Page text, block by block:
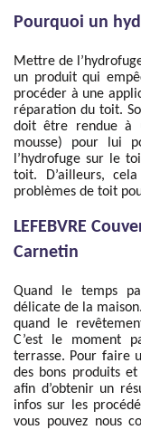
Pourquoi un
Mettre de
un produit qui
procéder à une
réparation du toit.
doit être rendue à
mousse) pour lui
l’hydrofuge sur le
toit. D’ailleurs,
problèmes de toit
LEFEBVRE
Carnetin
Quand le temps
délicate de la
quand le
C’est le moment
terrasse. Pour faire
des bons produits
afin d’obtenir un
infos sur les
vous pouvez nous